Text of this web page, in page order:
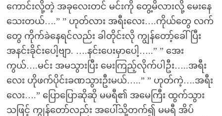
ကောင်းလို့တဲ့ အခုလေးတင် မင်းကို တွေ့မိလားလို့ မေးနေ
သေးတယ်….” ” ဟုတ်လား အရီးလေး….ကိုယ်တွေ လက်
တွေ ကိုက်ခဲနေရင်လည်း ခါတိုင်းလို ကျွန်တော့်ခေါ်ပြီး
အနင်းခိုင်းပေါ့ဗျာ. ….နင်းပေးမှာပေါ့…..” ” အေး
ကွယ်….မင်း အမသွားပြီး မေးကြည့်လိုက်ပါဦး…..အရီး
လေး ဟိုဖက်ပိုင်းခဏသွားဦးမယ်…..” ” ဟုတ်ကဲ့….အရီး
လေး….” ပြောပြောဆိုဆို မမရီ၏ အမေကြီး ထွက်သွား
သဖြင့် ကျွန်တော်လည်း အပေါ်သို့တက်၍ မမရီ အိပ်